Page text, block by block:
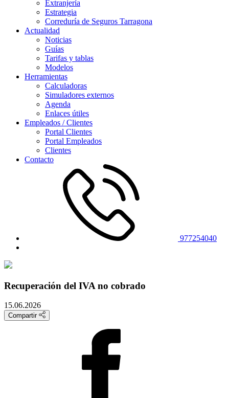
Extranjería
Estrategia
Correduría de Seguros Tarragona
Actualidad
Noticias
Guías
Tarifas y tablas
Modelos
Herramientas
Calculadoras
Simuladores externos
Agenda
Enlaces útiles
Empleados / Clientes
Portal Clientes
Portal Empleados
Clientes
Contacto
977254040
Recuperación del IVA no cobrado
15.06.2026
Compartir